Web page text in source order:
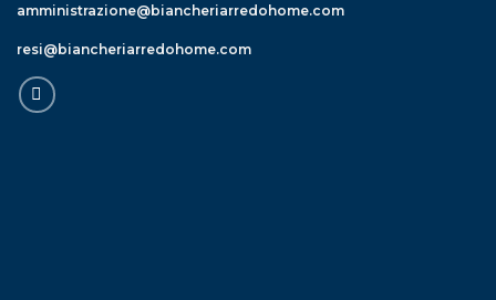
amministrazione@biancheriarredohome.com
resi@biancheriarredohome.com